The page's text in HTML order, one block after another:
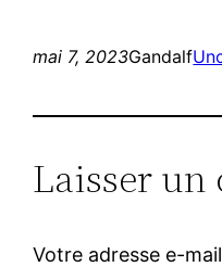
mai 7, 2023Gandalf
Laisser un
Votre adresse e-